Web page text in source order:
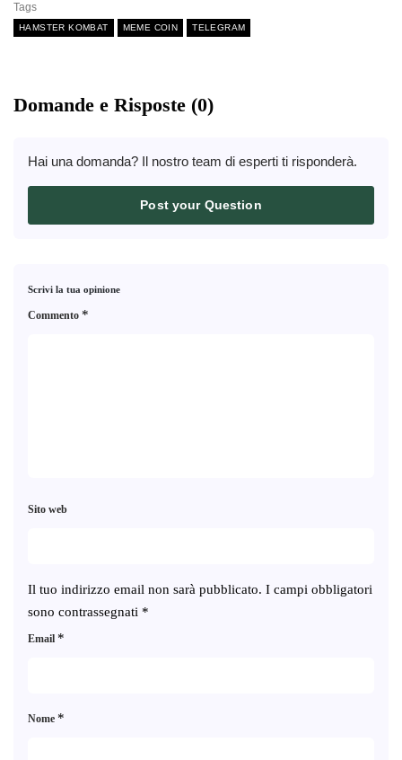
Tags
HAMSTER KOMBAT MEME COIN TELEGRAM
Domande e Risposte (0)
Hai una domanda? Il nostro team di esperti ti risponderà.
Post your Question
Scrivi la tua opinione
Il tuo indirizzo email non sarà pubblicato. I campi obbligatori
sono contrassegnati *
Commento *
Nome *
Email *
Sito web